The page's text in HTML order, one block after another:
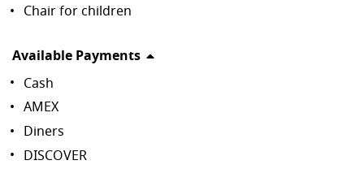
Chair for children
Available Payments
Cash
AMEX
Diners
DISCOVER